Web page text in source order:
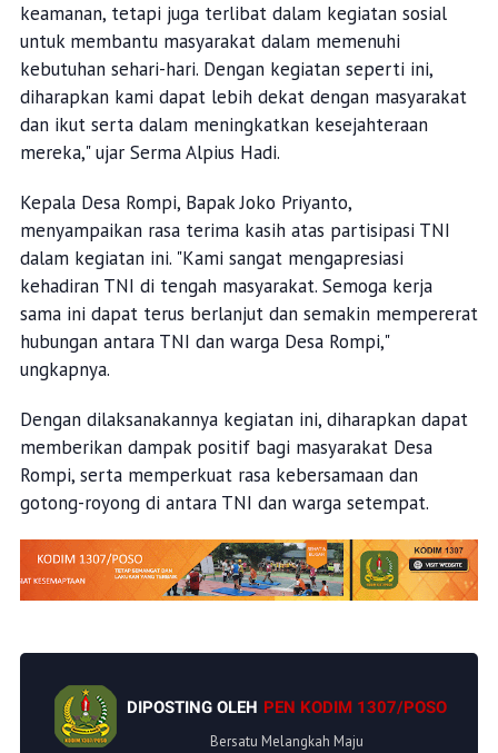
keamanan, tetapi juga terlibat dalam kegiatan sosial
untuk membantu masyarakat dalam memenuhi
kebutuhan sehari-hari. Dengan kegiatan seperti ini,
diharapkan kami dapat lebih dekat dengan masyarakat
dan ikut serta dalam meningkatkan kesejahteraan
mereka," ujar Serma Alpius Hadi.
Kepala Desa Rompi, Bapak Joko Priyanto,
menyampaikan rasa terima kasih atas partisipasi TNI
dalam kegiatan ini. "Kami sangat mengapresiasi
kehadiran TNI di tengah masyarakat. Semoga kerja
sama ini dapat terus berlanjut dan semakin mempererat
hubungan antara TNI dan warga Desa Rompi,"
ungkapnya.
Dengan dilaksanakannya kegiatan ini, diharapkan dapat
memberikan dampak positif bagi masyarakat Desa
Rompi, serta memperkuat rasa kebersamaan dan
gotong-royong di antara TNI dan warga setempat.
DIPOSTING OLEH PEN KODIM 1307/POSO
Bersatu Melangkah Maju